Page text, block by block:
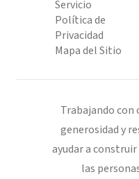
Servicio
Política de
Privacidad
Mapa del Sitio
Trabajando con
generosidad y
ayudar a
las